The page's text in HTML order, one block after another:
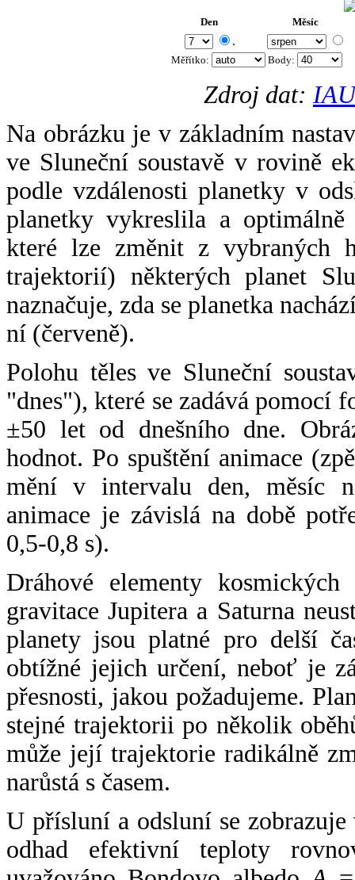
Den Měsíc
.
Měřítko: Body:
Zdroj dat:
Na obrázku je v základním
ve Sluneční soustavě v rovině
podle vzdálenosti planetky v
planetky vykreslila a
které lze změnit z vybraných
trajektorií) některých planet
naznačuje, zda se planetka
ní (červeně).
Polohu těles ve Sluneční
"dnes"), které se zadává pomocí
±50 let od dnešního dne.
hodnot. Po spuštění animace
mění v intervalu den, měsíc
animace je závislá na době
0,5-0,8 s).
Dráhové elementy
gravitace Jupitera a Saturna
planety jsou platné pro delší
obtížné jejich určení, neboť je
přesnosti, jakou požadujeme.
stejné trajektorii po několik
může její trajektorie radikálně
narůstá s časem.
U přísluní a odsluní se
odhad efektivní teploty